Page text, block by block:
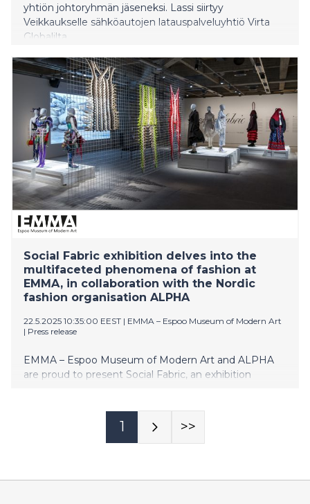
yhtiön johtoryhmän jäseneksi. Lassi siirtyy
Veikkaukselle sähköautojen latauspalveluyhtiö Virta
Globalilta.
Social Fabric exhibition delves into the
multifaceted phenomena of fashion at
EMMA, in collaboration with the Nordic
fashion organisation ALPHA
22.5.2025 10:35:00 EEST | EMMA – Espoo Museum of Modern Art
| Press release
EMMA – Espoo Museum of Modern Art and ALPHA
are proud to present Social Fabric, an exhibition
Nordics and Northern Europe who approach the topic
through various mediums. Social Fabric opens during
1 >>